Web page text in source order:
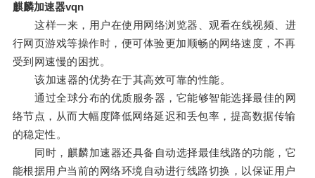
麒麟加速器vqn
这样一来，用户在使用网络浏览器、观看在线视频、进
行网页游戏等操作时，便可体验更加顺畅的网络速度，不再
受到网速慢的困扰。
该加速器的优势在于其高效可靠的性能。
通过全球分布的优质服务器，它能够智能选择最佳的网
络节点，从而大幅度降低网络延迟和丢包率，提高数据传输
的稳定性。
同时，麒麟加速器还具备自动选择最佳线路的功能，它
能根据用户当前的网络环境自动进行线路切换，以保证用户